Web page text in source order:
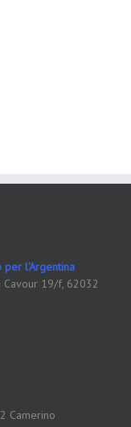
per l'Argentina
Cavour 19/f, 62032
Camerino